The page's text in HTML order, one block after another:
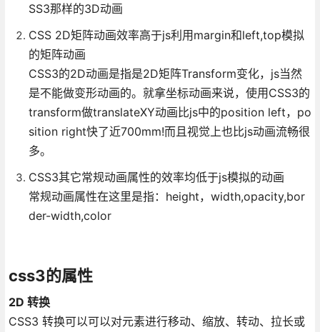
SS3那样的3D动画
CSS 2D矩阵动画效率高于js利用margin和left,top模拟
的矩阵动画
CSS3的2D动画是指是2D矩阵Transform变化，js当然
是不能做变形动画的。就拿坐标动画来说，使用CSS3的
transform做translateXY动画比js中的position left，po
sition right快了近700mm!而且视觉上也比js动画流畅很
多。
CSS3其它常规动画属性的效率均低于js模拟的动画
常规动画属性在这里是指：height，width,opacity,bor
der-width,color
css3的属性
2D 转换
CSS3 转换可以可以对元素进行移动、缩放、转动、拉长或